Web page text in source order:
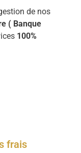
de nos
( Banque
100%
frais